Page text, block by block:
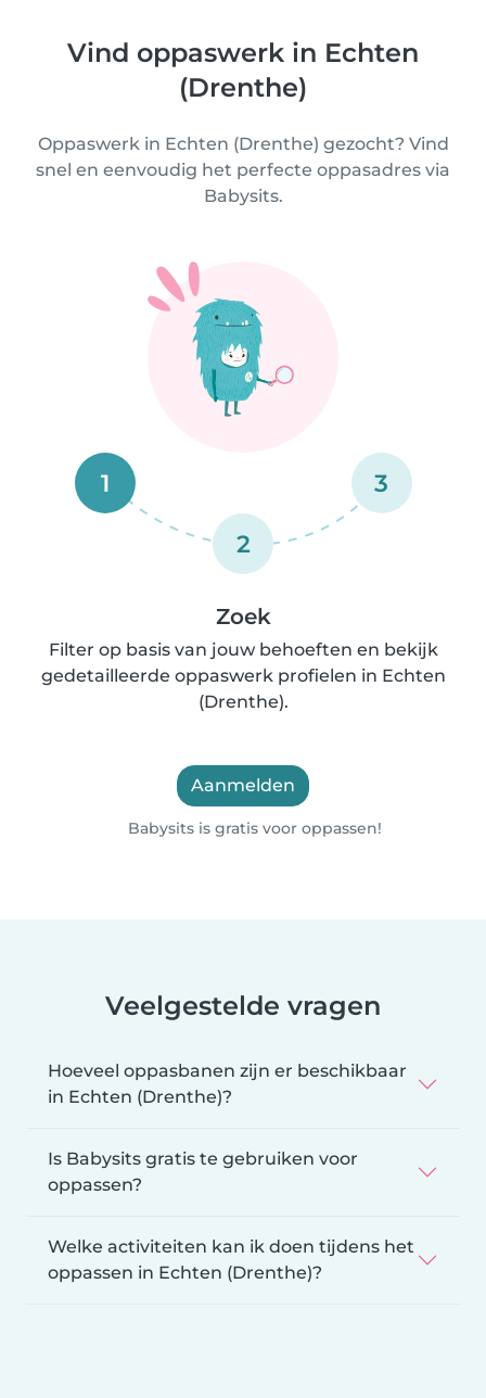
Vind oppaswerk in Echten
(Drenthe)
Oppaswerk in Echten (Drenthe) gezocht? Vind
snel en eenvoudig het perfecte oppasadres via
Babysits.
1
2
3
Zoek
Filter op basis van jouw behoeften en bekijk
gedetailleerde oppaswerk profielen in Echten
(Drenthe).
Aanmelden
Babysits is gratis voor oppassen!
Veelgestelde vragen
Hoeveel oppasbanen zijn er beschikbaar
in Echten (Drenthe)?
Is Babysits gratis te gebruiken voor
oppassen?
Welke activiteiten kan ik doen tijdens het
oppassen in Echten (Drenthe)?